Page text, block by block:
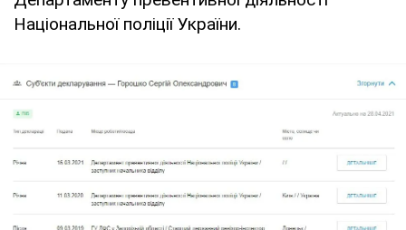
Національної поліції України.